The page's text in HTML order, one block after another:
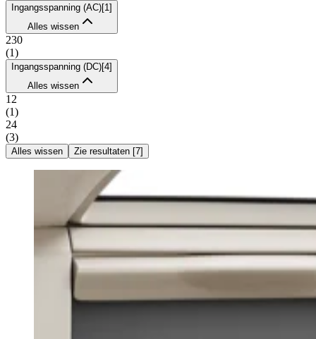
Ingangsspanning (AC)[1 ]
Alles wissen
230
(1)
Ingangsspanning (DC)[4]
Alles wissen
12
(1)
24
(3)
Alles wissen Zie resultaten [7]